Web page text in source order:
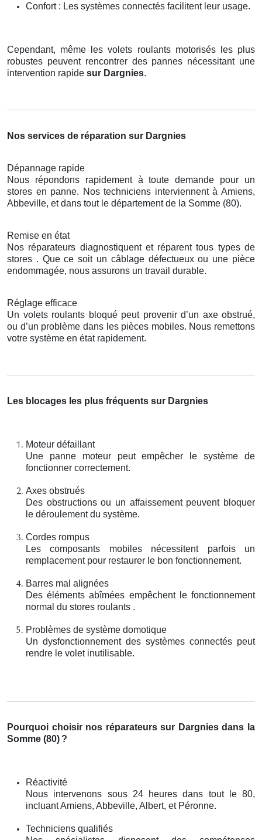
Confort : Les systèmes connectés facilitent leur usage.
Cependant, même les volets roulants motorisés les plus
robustes peuvent rencontrer des pannes nécessitant une
intervention rapide sur Dargnies.
Nos services de réparation sur Dargnies
Dépannage rapide
Nous répondons rapidement à toute demande pour un
stores en panne. Nos techniciens interviennent à Amiens,
Abbeville, et dans tout le département de la Somme (80).
Remise en état
Nos réparateurs diagnostiquent et réparent tous types de
stores . Que ce soit un câblage défectueux ou une pièce
endommagée, nous assurons un travail durable.
Réglage efficace
Un volets roulants bloqué peut provenir d’un axe obstrué,
ou d’un problème dans les pièces mobiles. Nous remettons
votre système en état rapidement.
Les blocages les plus fréquents sur Dargnies
Moteur défaillant
Une panne moteur peut empêcher le système de
fonctionner correctement.
Axes obstrués
Des obstructions ou un affaissement peuvent bloquer
le déroulement du système.
Cordes rompus
Les composants mobiles nécessitent parfois un
remplacement pour restaurer le bon fonctionnement.
Barres mal alignées
Des éléments abîmées empêchent le fonctionnement
normal du stores roulants .
Problèmes de système domotique
Un dysfonctionnement des systèmes connectés peut
rendre le volet inutilisable.
Pourquoi choisir nos réparateurs sur Dargnies dans la
Somme (80) ?
Réactivité
Nous intervenons sous 24 heures dans tout le 80,
incluant Amiens, Abbeville, Albert, et Péronne.
Techniciens qualifiés